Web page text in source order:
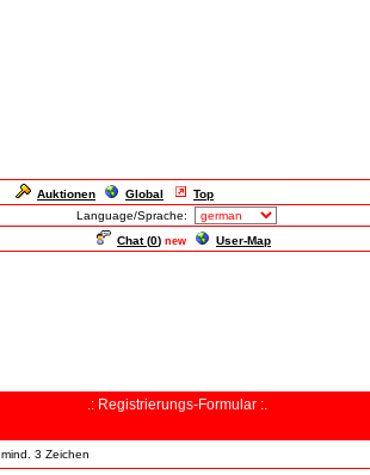
Auktionen Global Top
Language/Sprache:
Chat (0) new User-Map
.: Registrierungs-Formular :.
mind. 3 Zeichen